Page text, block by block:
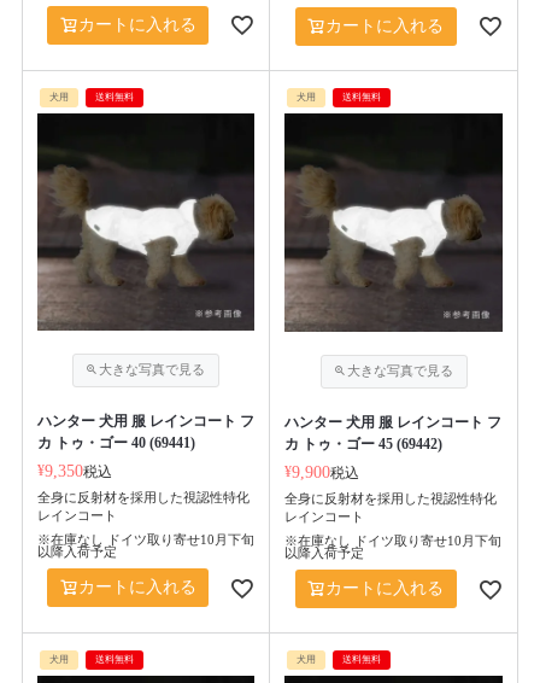
カートに入れる カートに入れる
犬用 送料無料
ハンター 犬用 服 レインコート フ
カ トゥ・ゴー 40 (69441)
¥9,350税込
全身に反射材を採用した視認性特化
レインコート
※在庫なし ドイツ取り寄せ10月下旬
以降入荷予定
カートに入れる
犬用 送料無料
ハンター 犬用 服 レインコート フ
カ トゥ・ゴー 45 (69442)
¥9,900税込
全身に反射材を採用した視認性特化
レインコート
※在庫なし ドイツ取り寄せ10月下旬
以降入荷予定
カートに入れる
犬用 送料無料 犬用 送料無料